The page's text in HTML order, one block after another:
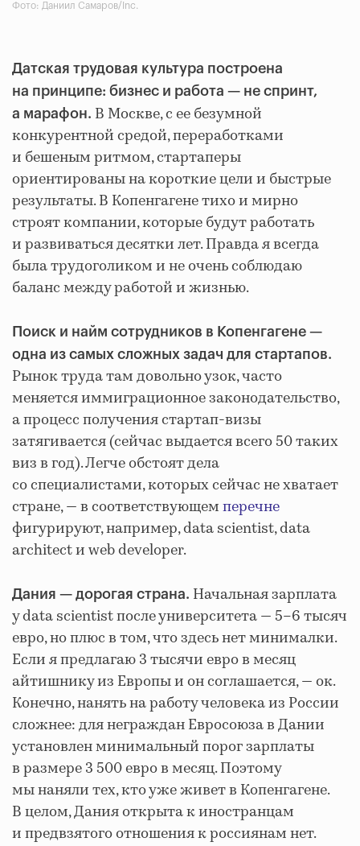
Фото: Даниил Самаров/Inc.
Датская трудовая культура построена
на принципе: бизнес и работа — не спринт,
а марафон. В Москве, с ее безумной
конкурентной средой, переработками
и бешеным ритмом, стартаперы
ориентированы на короткие цели и быстрые
результаты. В Копенгагене тихо и мирно
строят компании, которые будут работать
и развиваться десятки лет. Правда я всегда
была трудоголиком и не очень соблюдаю
баланс между работой и жизнью.
Поиск и найм сотрудников в Копенгагене —
одна из самых сложных задач для стартапов.
Рынок труда там довольно узок, часто
меняется иммиграционное законодательство,
а процесс получения стартап-визы
затягивается (сейчас выдается всего 50 таких
виз в год). Легче обстоят дела
со специалистами, которых сейчас не хватает
стране, — в соответствующемперечне
фигурируют, например, data scientist, data
architect и web developer.
Дания — дорогая страна. Начальная зарплата
у data scientist после университета — 5–6 тысяч
евро, но плюс в том, что здесь нет минималки.
Если я предлагаю 3 тысячи евро в месяц
айтишнику из Европы и он соглашается, — ок.
Конечно, нанять на работу человека из России
сложнее: для неграждан Евросоюза в Дании
установлен минимальный порог зарплаты
в размере 3 500 евро в месяц. Поэтому
мы наняли тех, кто уже живет в Копенгагене.
В целом, Дания открыта к иностранцам
и предвзятого отношения к россиянам нет.